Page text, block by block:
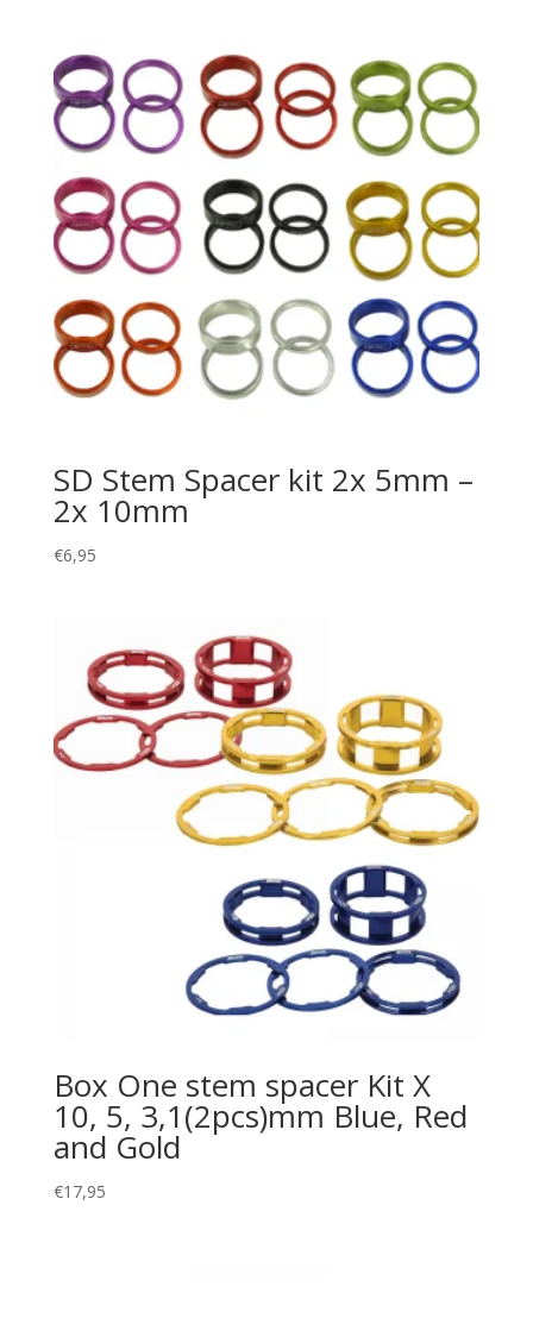
SD Stem Spacer kit 2x 5mm –
2x 10mm
€6,95
Box One stem spacer Kit X
10, 5, 3,1(2pcs)mm Blue, Red
and Gold
€17,95